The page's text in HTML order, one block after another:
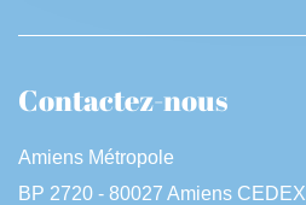
Contactez-nous
Amiens Métropole
BP 2720 - 80027 Amiens CEDEX